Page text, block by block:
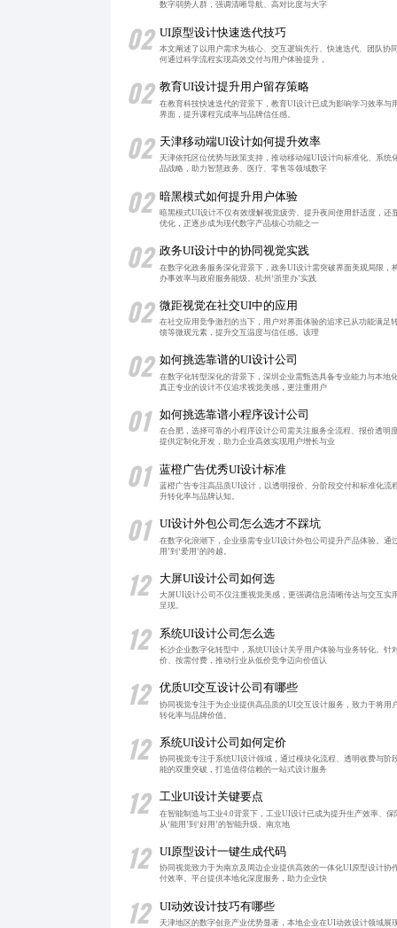
数字弱势人群，强调清晰导航、高对比度与大字
02 UI原型设计快速迭代技巧
本文阐述了以用户需求为核心、交互逻辑先行、快速迭代、团队
何通过科学流程实现高效交付与用户体验提升，
02 教育UI设计提升用户留存策略
在教育科技快速迭代的背景下，教育UI设计已成为影响学习效率
界面，提升课程完成率与品牌信任感。
02 天津移动端UI设计如何提升效率
天津依托区位优势与政策支持，推动移动端UI设计向标准化、系
品战略，助力智慧政务、医疗、零售等领域数字
02 暗黑模式如何提升用户体验
暗黑模式UI设计不仅有效缓解视觉疲劳、提升夜间使用舒适度，
优化，正逐步成为现代数字产品核心功能之一
02 政务UI设计中的协同视觉实践
在数字化政务服务深化背景下，政务UI设计需突破界面美观局限
办事效率与政府服务能级。杭州‘浙里办’实践
02 微距视觉在社交UI中的应用
在社交应用竞争激烈的当下，用户对界面体验的追求已从功能满
馈等微观元素，提升交互温度与信任感。该理
02 如何挑选靠谱的UI设计公司
在数字化转型深化的背景下，深圳企业需甄选具备专业能力与本
真正专业的设计不仅追求视觉美感，更注重用户
01 如何挑选靠谱小程序设计公司
在合肥，选择可靠的小程序设计公司需关注服务全流程、报价透
提供定制化开发，助力企业高效实现用户增长与业
01 蓝橙广告优秀UI设计标准
蓝橙广告专注高品质UI设计，以透明报价、分阶段交付和标准化
升转化率与品牌认知。
01 UI设计外包公司怎么选才不踩坑
在数字化浪潮下，企业亟需专业UI设计外包公司提升产品体验。
用’到‘爱用’的跨越。
12 大屏UI设计公司如何选
大屏UI设计公司不仅注重视觉美感，更强调信息清晰传达与交互
呈现。
12 系统UI设计公司怎么选
长沙企业数字化转型中，系统UI设计关乎用户体验与业务转化。
价、按需付费，推动行业从低价竞争迈向价值认
12 优质UI交互设计公司有哪些
协同视觉专注于为企业提供高品质的UI交互设计服务，致力于将
转化率与品牌价值。
12 系统UI设计公司如何定价
协同视觉专注于系统UI设计领域，通过模块化流程、透明收费与
能的双重突破，打造值得信赖的一站式设计服务
12 工业UI设计关键要点
在智能制造与工业4.0背景下，工业UI设计已成为提升生产效率、
从‘能用’到‘好用’的智能升级。南京地
12 UI原型设计一键生成代码
协同视觉致力于为南京及周边企业提供高效的一体化UI原型设计
付效率。平台提供本地化深度服务，助力企业快
12 UI动效设计技巧有哪些
天津地区的数字创意产业优势显著，本地企业在UI动效设计领域